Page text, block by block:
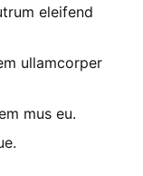
eleifend
ullamcorper
mus eu.